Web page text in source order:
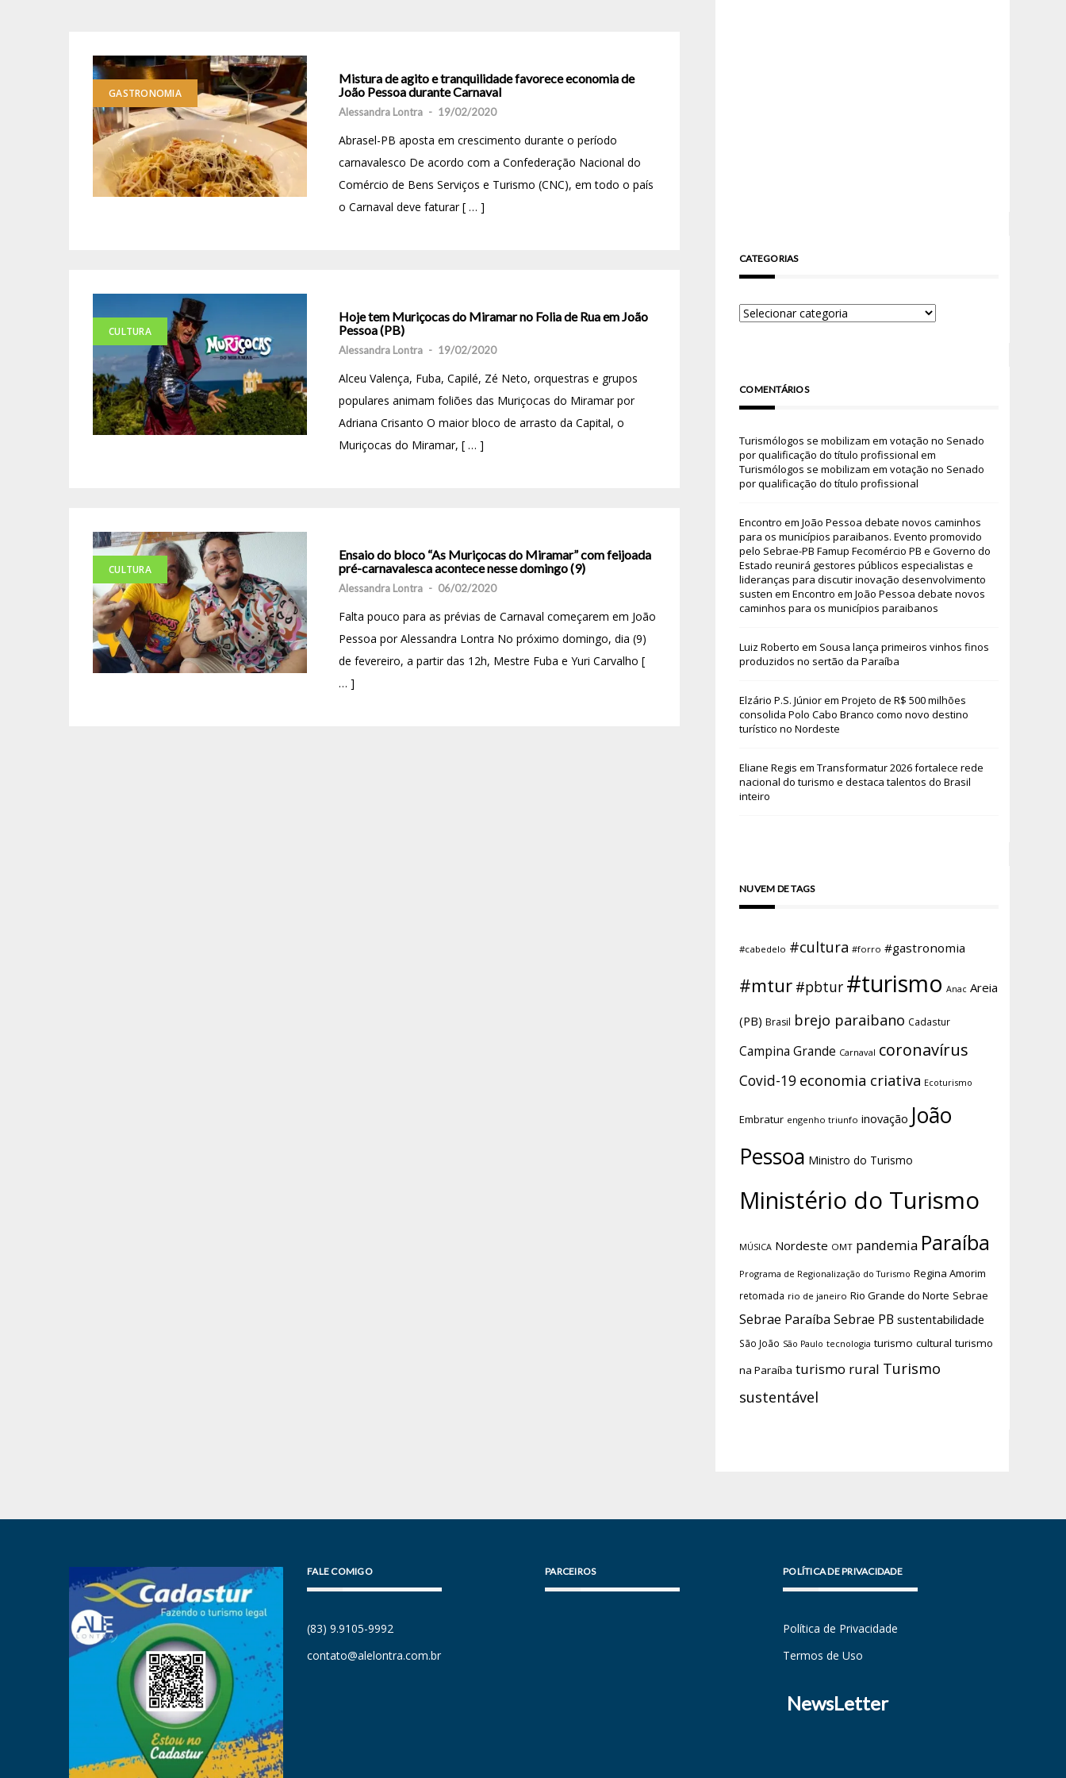
GASTRONOMIA
Mistura de agito e tranquilidade favorece economia de
João Pessoa durante Carnaval
Alessandra Lontra - 19/02/2020
Abrasel-PB aposta em crescimento durante o período
carnavalesco De acordo com a Confederação Nacional do
Comércio de Bens Serviços e Turismo (CNC), em todo o país
o Carnaval deve faturar [ … ]
CULTURA
Hoje tem Muriçocas do Miramar no Folia de Rua em João
Pessoa (PB)
Alessandra Lontra - 19/02/2020
Alceu Valença, Fuba, Capilé, Zé Neto, orquestras e grupos
populares animam foliões das Muriçocas do Miramar por
Adriana Crisanto O maior bloco de arrasto da Capital, o
Muriçocas do Miramar, [ … ]
CULTURA
Ensaio do bloco “As Muriçocas do Miramar” com feijoada
pré-carnavalesca acontece nesse domingo (9)
Alessandra Lontra - 06/02/2020
Falta pouco para as prévias de Carnaval começarem em João
Pessoa por Alessandra Lontra No próximo domingo, dia (9)
de fevereiro, a partir das 12h, Mestre Fuba e Yuri Carvalho [
… ]
CATEGORIAS
COMENTÁRIOS
Turismólogos se mobilizam em votação no Senado
por qualificação do título profissional em
Turismólogos se mobilizam em votação no Senado
por qualificação do título profissional
Encontro em João Pessoa debate novos caminhos
para os municípios paraibanos. Evento promovido
pelo Sebrae-PB Famup Fecomércio PB e Governo do
Estado reunirá gestores públicos especialistas e
lideranças para discutir inovação desenvolvimento
susten em Encontro em João Pessoa debate novos
caminhos para os municípios paraibanos
Luiz Roberto em Sousa lança primeiros vinhos finos
produzidos no sertão da Paraíba
Elzário P.S. Júniorem Projeto de R$ 500 milhões
consolida Polo Cabo Branco como novo destino
turístico no Nordeste
Eliane Regis em Transformatur 2026 fortalece rede
nacional do turismo e destaca talentos do Brasil
inteiro
NUVEM DE TAGS
#cabedelo #cultura #forro #gastronomia
#mtur #pbtur #turismo Anac Areia
(PB) Brasil brejo paraibano Cadastur
Campina Grande Carnaval coronavírus
Covid-19 economia criativa Ecoturismo
Embratur engenho triunfo inovação João
Pessoa Ministro do Turismo
Ministério do Turismo
MÚSICA Nordeste OMT pandemia Paraíba
Programa de Regionalização do Turismo Regina Amorim
retomada rio de janeiro Rio Grande do Norte Sebrae
Sebrae Paraíba Sebrae PB sustentabilidade
São João São Paulo tecnologia turismo cultural turismo
na Paraíba turismo rural Turismo
sustentável
FALE COMIGO
(83) 9.9105-9992
contato@alelontra.com.br
PARCEIROS POLÍTICA DE PRIVACIDADE
Política de Privacidade
Termos de Uso
NewsLetter